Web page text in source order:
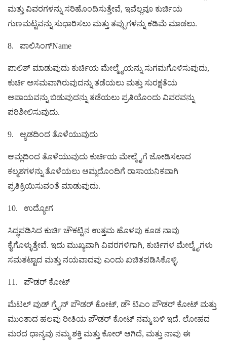
ಮತ್ತು ವಿವರಗಳನ್ನು ಸರಿಹೊಂದಿಸುತ್ತೇವೆ, ಇವೆಲ್ಲವೂ ಕುರ್ಚಿಯ
ಗುಣಮಟ್ಟವನ್ನು ಸುಧಾರಿಸಲು ಮತ್ತು ತಪ್ಪುಗಳನ್ನು ಕಡಿಮೆ ಮಾಡಲು.
8. ಪಾಲಿಸಿಂಗ್Name
ಪಾಲಿಶ್ ಮಾಡುವುದು ಕುರ್ಚಿಯ ಮೇಲ್ಮೈಯನ್ನು ಸುಗಮಗೊಳಿಸುವುದು,
ಕುರ್ಚಿ ಅಸಮವಾಗಿರುವುದನ್ನು ತಡೆಯಲು ಮತ್ತು ಸುರಕ್ಷತೆಯ
ಅಪಾಯವನ್ನು ಬಿಡುವುದನ್ನು ತಡೆಯಲು ಪ್ರತಿಯೊಂದು ವಿವರವನ್ನು
ಪರಿಶೀಲಿಸುವುದು.
9. ಆ್ಯಡದಿಂದ ತೊಳೆಯುವುದು
ಆಮ್ಲದಿಂದ ತೊಳೆಯುವುದು ಕುರ್ಚಿಯ ಮೇಲ್ಮೈಗೆ ಜೋಡಿಸಲಾದ
ಕಲ್ಮಶಗಳನ್ನು ತೊಳೆಯಲು ಆಮ್ಲದೊಂದಿಗೆ ರಾಸಾಯನಿಕವಾಗಿ
ಪ್ರತಿಕ್ರಿಯಿಸುವಂತೆ ಮಾಡುವುದು.
10. ಉದ್ಯೋಗ
ಸಿದ್ಧಪಡಿಸಿದ ಕುರ್ಚಿ ಚೌಕಟ್ಟಿನ ಉತ್ತಮ ಹೊಳಪು ಕೂಡ ನಾವು
ಕೈಗೊಳ್ಳುತ್ತೇವೆ. ಇದು ಮುಖ್ಯವಾಗಿ ವಿವರಗಳಿಗಾಗಿ, ಕುರ್ಚಿಗಳ ಮೇಲ್ಮೈಗಳು
ಸಮತಟ್ಟಾದ ಮತ್ತು ನಯವಾದವು ಎಂದು ಖಚಿತಪಡಿಸಿಕೊಳ್ಳಿ.
11. ಪೌಡರ್ ಕೋಟ್
ಮೆಟಲ್ ವುಡ್ ಗ್ರೈನ್ ಪೌಡರ್ ಕೋಟ್, ಡೌ ಟಿಎಂ ಪೌಡರ್ ಕೋಟ್ ಮತ್ತು
ಮುಂತಾದ ಹಲವು ರೀತಿಯ ಪೌಡರ್ ಕೋಟ್ ನಮ್ಮ ಬಳಿ ಇದೆ. ಲೋಹದ
ಮರದ ಧಾನ್ಯವು ನಮ್ಮ ಶಕ್ತಿ ಮತ್ತು ಕೋರ್ ಆಗಿದೆ, ಮತ್ತು ನಾವು ಈ